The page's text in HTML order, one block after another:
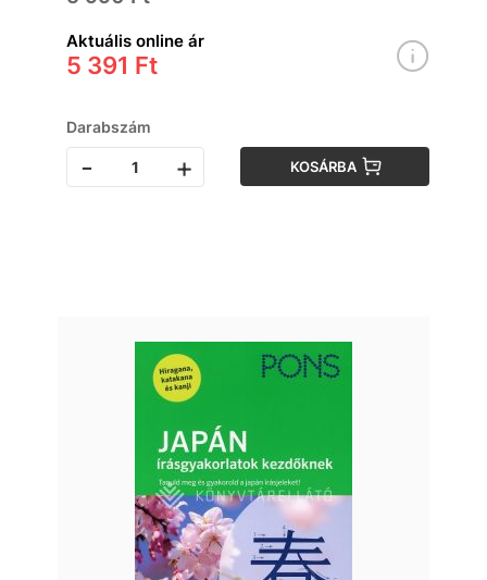
Aktuális online ár
5 391 Ft
Darabszám
- + KOSÁRBA